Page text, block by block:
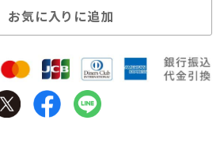
お気に入りに追加